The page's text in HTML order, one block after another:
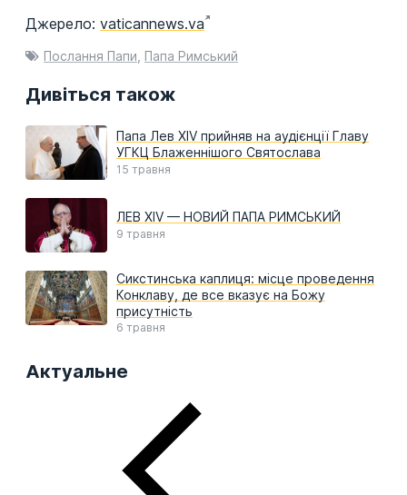
Джерело: vaticannews.va
Послання Папи Папа Римський
Дивіться також
15 травня
Папа Лев XIV прийняв на аудієнції Главу
УГКЦ Блаженнішого Святослава
9 травня
ЛЕВ XIV — НОВИЙ ПАПА РИМСЬКИЙ
6 травня
Сикстинська каплиця: місце проведення
Конклаву, де все вказує на Божу
присутність
Актуальне